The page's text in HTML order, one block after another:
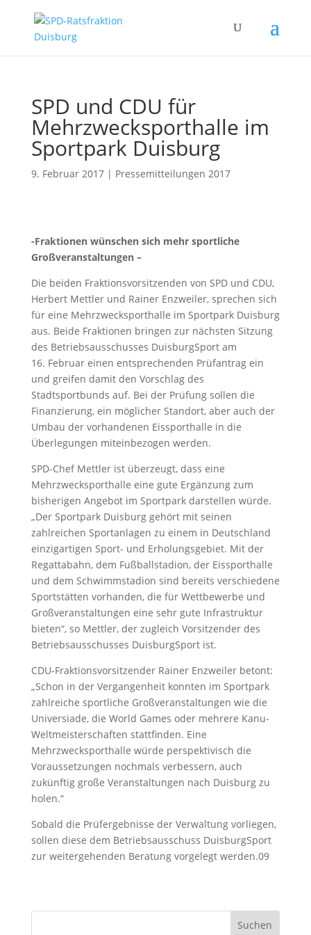
SPD und CDU für
Mehrzwecksporthalle im
Sportpark Duisburg
9. Februar 2017| Pressemitteilungen 2017
-Fraktionen wünschen sich mehr sportliche
Großveranstaltungen –
Die beiden Fraktionsvorsitzenden von SPD und CDU,
Herbert Mettler und Rainer Enzweiler, sprechen sich
für eine Mehrzwecksporthalle im Sportpark Duisburg
aus. Beide Fraktionen bringen zur nächsten Sitzung
des Betriebsausschusses DuisburgSport am
16. Februar einen entsprechenden Prüfantrag ein
und greifen damit den Vorschlag des
Stadtsportbunds auf. Bei der Prüfung sollen die
Finanzierung, ein möglicher Standort, aber auch der
Umbau der vorhandenen Eissporthalle in die
Überlegungen miteinbezogen werden.
SPD-Chef Mettler ist überzeugt, dass eine
Mehrzwecksporthalle eine gute Ergänzung zum
bisherigen Angebot im Sportpark darstellen würde.
„Der Sportpark Duisburg gehört mit seinen
zahlreichen Sportanlagen zu einem in Deutschland
einzigartigen Sport- und Erholungsgebiet. Mit der
Regattabahn, dem Fußballstadion, der Eissporthalle
und dem Schwimmstadion sind bereits verschiedene
Sportstätten vorhanden, die für Wettbewerbe und
Großveranstaltungen eine sehr gute Infrastruktur
bieten“, so Mettler, der zugleich Vorsitzender des
Betriebsausschusses DuisburgSport ist.
CDU-Fraktionsvorsitzender Rainer Enzweiler betont:
„Schon in der Vergangenheit konnten im Sportpark
zahlreiche sportliche Großveranstaltungen wie die
Universiade, die World Games oder mehrere Kanu-
Weltmeisterschaften stattfinden. Eine
Mehrzwecksporthalle würde perspektivisch die
Voraussetzungen nochmals verbessern, auch
zukünftig große Veranstaltungen nach Duisburg zu
holen.“
Sobald die Prüfergebnisse der Verwaltung vorliegen,
sollen diese dem Betriebsausschuss DuisburgSport
zur weitergehenden Beratung vorgelegt werden.09